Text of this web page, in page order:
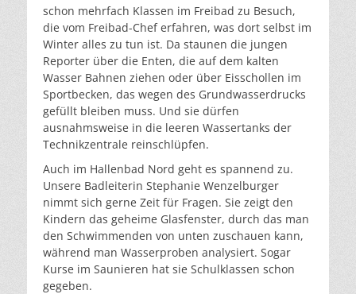
schon mehrfach Klassen im Freibad zu Besuch,
die vom Freibad-Chef erfahren, was dort selbst im
Winter alles zu tun ist. Da staunen die jungen
Reporter über die Enten, die auf dem kalten
Wasser Bahnen ziehen oder über Eisschollen im
Sportbecken, das wegen des Grundwasserdrucks
gefüllt bleiben muss. Und sie dürfen
ausnahmsweise in die leeren Wassertanks der
Technikzentrale reinschlüpfen.
Auch im Hallenbad Nord geht es spannend zu.
Unsere Badleiterin Stephanie Wenzelburger
nimmt sich gerne Zeit für Fragen. Sie zeigt den
Kindern das geheime Glasfenster, durch das man
den Schwimmenden von unten zuschauen kann,
während man Wasserproben analysiert. Sogar
Kurse im Saunieren hat sie Schulklassen schon
gegeben.